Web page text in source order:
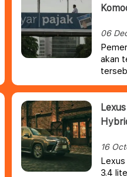
06
akan
16
Lexus
3.4